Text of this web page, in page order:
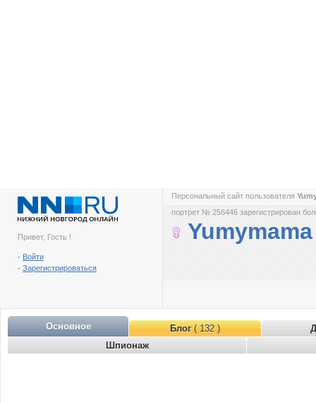
Привет, Гость !
- Войти
- Зарегистрироваться
Персональный сайт пользователя
портрет № 256446 зарегистрирован
Yumymama
Основное Блог( 132 )
Шпионаж